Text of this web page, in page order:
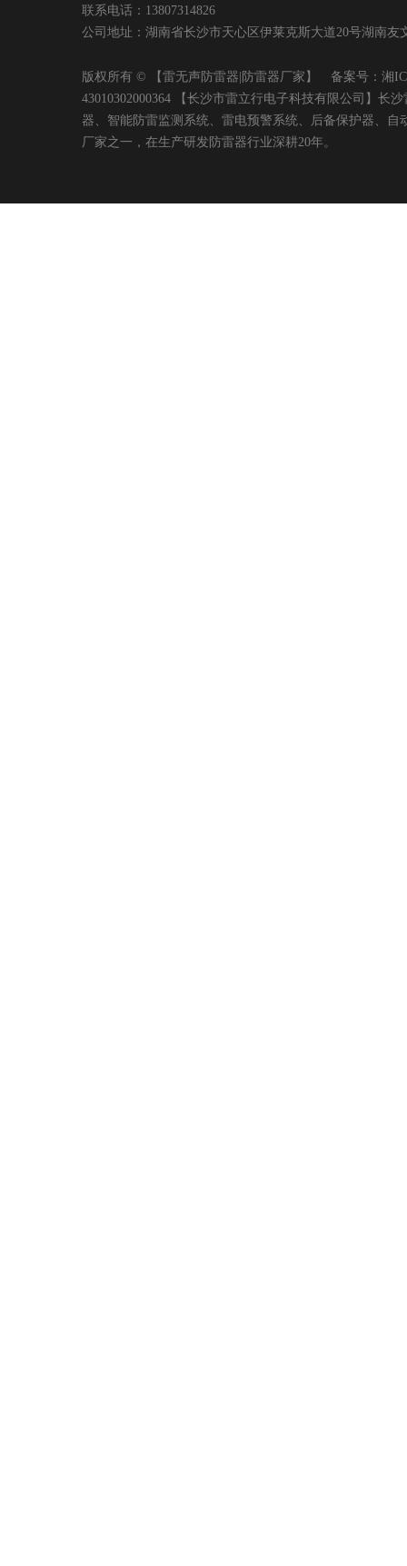
联系电话：13807314826
公司地址：湖南省长沙市天心区伊莱克斯大道20号湖南
版权所有 © 【雷无声防雷器|防雷器厂家】 备案号： 湘
43010302000364 【长沙市雷立行电子科技有限公司】长
器、智能防雷监测系统、雷电预警系统、后备保护器、
厂家之一，在生产研发防雷器行业深耕20年。